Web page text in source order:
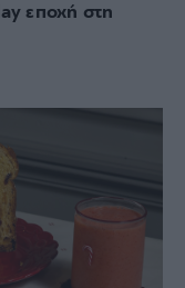
εποχή στη